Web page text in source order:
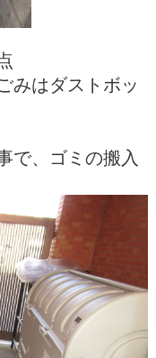
みはダストボッ
で、ゴミの搬入